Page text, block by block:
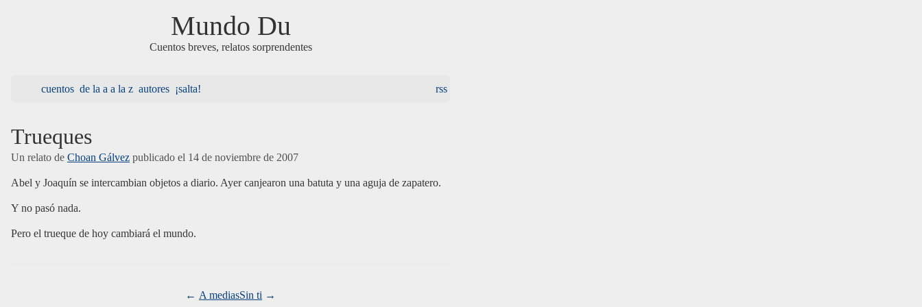
Mundo Du
Cuentos breves, relatos sorprendentes
cuentos de la a a la z autores ¡salta! rss
Trueques
Un relato de Choan Gálvez publicado el 14 de noviembre de 2007
Abel y Joaquín se intercambian objetos a diario. Ayer canjearon una batuta y una aguja de zapatero.
Y no pasó nada.
Pero el trueque de hoy cambiará el mundo.
A mediasSin ti